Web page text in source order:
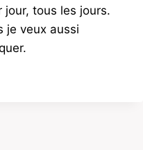
jour, tous les jours.
je veux aussi